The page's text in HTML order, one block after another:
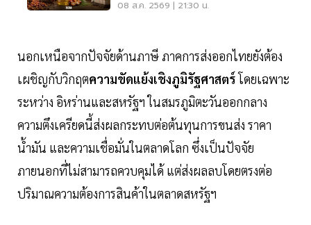
ล้านตัน
08 ส.ค. 2569 | 21:30 น.
นอกเหนือจากปัจจัยด้านภาษี ภาคการส่งออกไทยยังต้อง
เผชิญกับวิกฤตความขัดแย้งเชิงภูมิรัฐศาสตร์โดยเฉพาะ
ระหว่าง อิหร่านและสหรัฐฯ ในสมรภูมิตะวันออกกลาง
ความตึงเครียดนี้ส่งผลกระทบต่อต้นทุนการขนส่ง ราคา
น้ำมัน และความเชื่อมั่นในตลาดโลก ซึ่งเป็นปัจจัย
ภายนอกที่ไม่สามารถควบคุมได้ แต่ส่งผลลบโดยตรงต่อ
ปริมาณความต้องการสินค้าในตลาดสหรัฐฯ